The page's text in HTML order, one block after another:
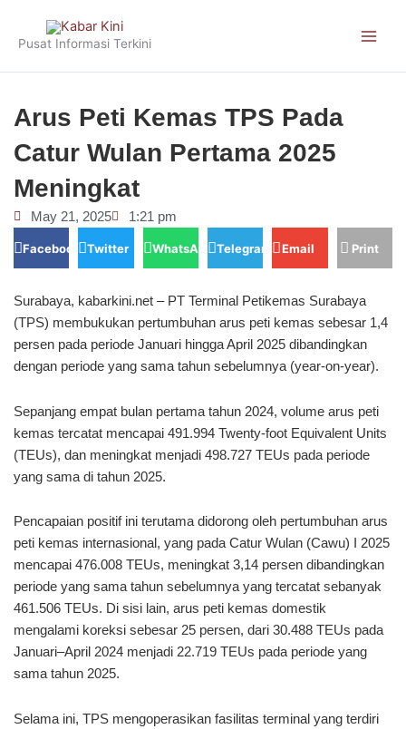
content
Pusat Informasi Terkini
Arus Peti Kemas TPS Pada
Catur Wulan Pertama 2025
Meningkat
May 21, 2025 1:21 pm
Facebook Twitter WhatsApp Telegram Email Print
Surabaya, kabarkini.net – PT Terminal Petikemas Surabaya
(TPS) membukukan pertumbuhan arus peti kemas sebesar 1,4
persen pada periode Januari hingga April 2025 dibandingkan
dengan periode yang sama tahun sebelumnya (year-on-year).
Sepanjang empat bulan pertama tahun 2024, volume arus peti
kemas tercatat mencapai 491.994 Twenty-foot Equivalent Units
(TEUs), dan meningkat menjadi 498.727 TEUs pada periode
yang sama di tahun 2025.
Pencapaian positif ini terutama didorong oleh pertumbuhan arus
peti kemas internasional, yang pada Catur Wulan (Cawu) I 2025
mencapai 476.008 TEUs, meningkat 3,14 persen dibandingkan
periode yang sama tahun sebelumnya yang tercatat sebanyak
461.506 TEUs. Di sisi lain, arus peti kemas domestik
mengalami koreksi sebesar 25 persen, dari 30.488 TEUs pada
Januari–April 2024 menjadi 22.719 TEUs pada periode yang
sama tahun 2025.
Selama ini, TPS mengoperasikan fasilitas terminal yang terdiri